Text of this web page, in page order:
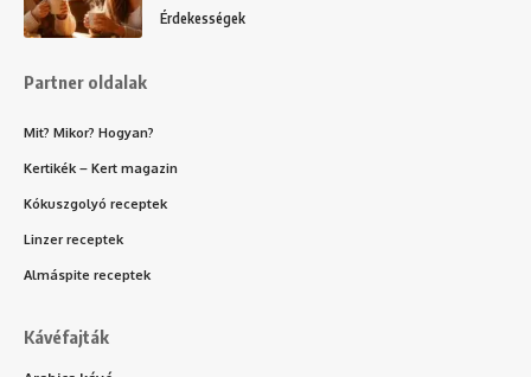
Érdekességek
Partner oldalak
Mit? Mikor? Hogyan?
Kertikék – Kert magazin
Kókuszgolyó receptek
Linzer receptek
Almáspite receptek
Kávéfajták